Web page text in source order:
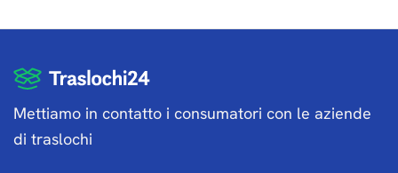
Mettiamo in contatto i consumatori con le aziende
di traslochi